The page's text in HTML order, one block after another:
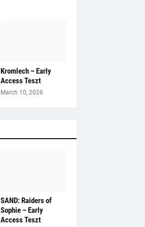
Kromlech – Early
Access Teszt
March 10, 2026
SAND: Raiders of
Sophie – Early
Access Teszt